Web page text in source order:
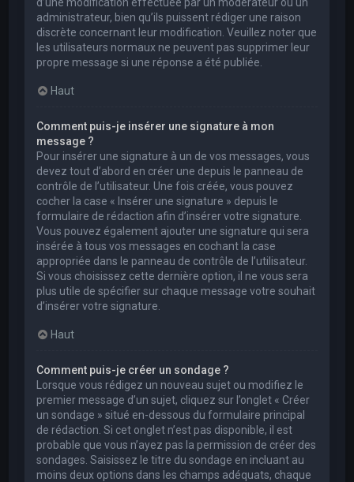
d’une modification effectuée par un modérateur ou un
administrateur, bien qu’ils puissent rédiger une raison
discrète concernant leur modification. Veuillez noter que
les utilisateurs normaux ne peuvent pas supprimer leur
propre message si une réponse a été publiée.
Haut
Comment puis-je insérer une signature à mon
message ?
Pour insérer une signature à un de vos messages, vous
devez tout d’abord en créer une depuis le panneau de
contrôle de l’utilisateur. Une fois créée, vous pouvez
cocher la case « Insérer une signature » depuis le
formulaire de rédaction afin d’insérer votre signature.
Vous pouvez également ajouter une signature qui sera
insérée à tous vos messages en cochant la case
appropriée dans le panneau de contrôle de l’utilisateur.
Si vous choisissez cette dernière option, il ne vous sera
plus utile de spécifier sur chaque message votre souhait
d’insérer votre signature.
Haut
Comment puis-je créer un sondage ?
Lorsque vous rédigez un nouveau sujet ou modifiez le
premier message d’un sujet, cliquez sur l’onglet « Créer
un sondage » situé en-dessous du formulaire principal
de rédaction. Si cet onglet n’est pas disponible, il est
probable que vous n’ayez pas la permission de créer des
sondages. Saisissez le titre du sondage en incluant au
moins deux options dans les champs adéquats, chaque